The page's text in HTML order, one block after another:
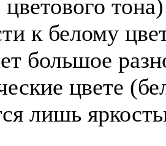
к белому
большое
цвете
лишь